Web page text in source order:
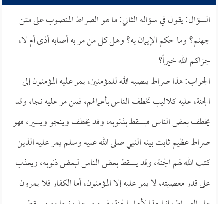
السؤال: يقول في سؤاله الثاني: ما هو الصراط المنصوب على متن
جهنم؟ وما حكم الإيمان به؟ وهل كل من مر به أصابه أذى أم لا،
جزاكم الله خيراً؟
الجواب: هذا صراط ينصبه الله للمؤمنين، يمر عليه المؤمنون إلى
الجنة، عليه كلاليب تخطف الناس بأعمالهم، فمن مر عليه نجا، وقد
يخطف بعض الناس فيسقط بذنوبه، وقد يخطف وينجو ويسير، فهو
صراط عظيم ثابت بينه النبي صلى الله عليه وسلم يمر عليه الذين
كتب الله لهم الجنة، وقد يسقط بعض الناس لبعض ذنوبه، ويعذب
على قدر معصيته، لا يمر عليه إلا المؤمنون، أما الكفار فلا يمرون